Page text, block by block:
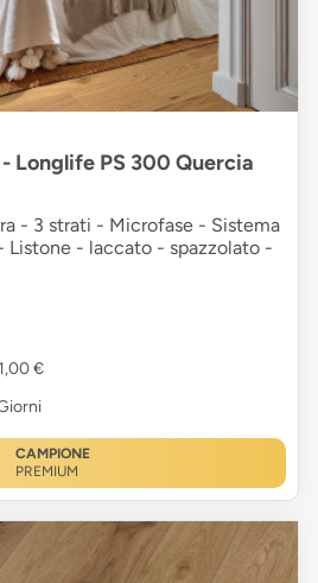
Longlife PS 300 Quercia
- 3 strati - Microfase - Sistema
- laccato - spazzolato -
€
CAMPIONE
PREMIUM